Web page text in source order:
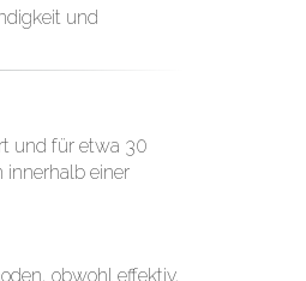
und
und für etwa 30
innerhalb einer
obwohl effektiv,